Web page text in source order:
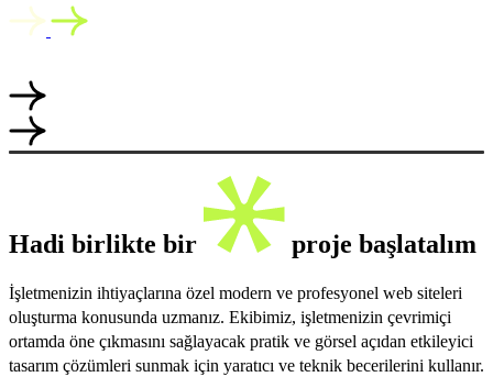
Hadi birlikte bir proje başlatalım
İşletmenizin ihtiyaçlarına özel modern ve profesyonel web siteleri
oluşturma konusunda uzmanız. Ekibimiz, işletmenizin çevrimiçi
ortamda öne çıkmasını sağlayacak pratik ve görsel açıdan etkileyici
tasarım çözümleri sunmak için yaratıcı ve teknik becerilerini kullanır.